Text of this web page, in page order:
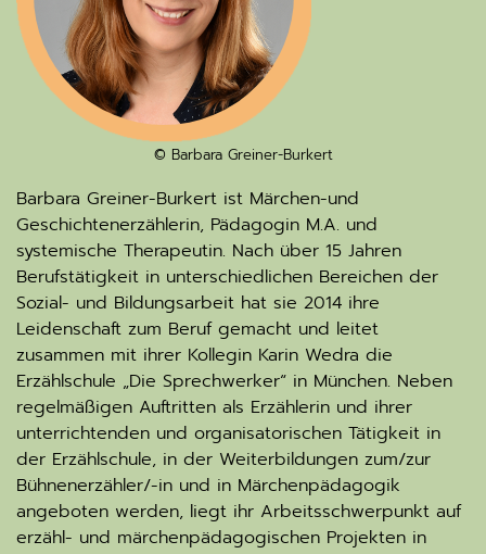
© Barbara Greiner-Burkert
Barbara Greiner-Burkert ist Märchen-und
Geschichtenerzählerin, Pädagogin M.A. und
systemische Therapeutin. Nach über 15 Jahren
Berufstätigkeit in unterschiedlichen Bereichen der
Sozial- und Bildungsarbeit hat sie 2014 ihre
Leidenschaft zum Beruf gemacht und leitet
zusammen mit ihrer Kollegin Karin Wedra die
Erzählschule „Die Sprechwerker“ in München. Neben
regelmäßigen Auftritten als Erzählerin und ihrer
unterrichtenden und organisatorischen Tätigkeit in
der Erzählschule, in der Weiterbildungen zum/zur
Bühnenerzähler/-in und in Märchenpädagogik
angeboten werden, liegt ihr Arbeitsschwerpunkt auf
erzähl- und märchenpädagogischen Projekten in